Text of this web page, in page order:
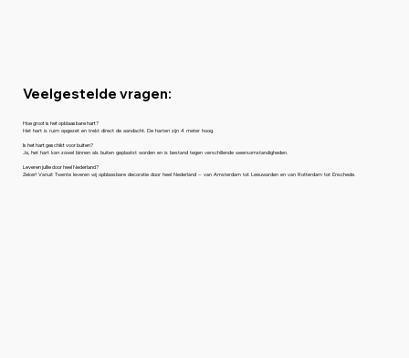
Veelgestelde vragen:
Hoe groot is het opblaasbare hart?
Het hart is ruim opgezet en trekt direct de aandacht. De harten zijn 4 meter hoog.
Is het hart geschikt voor buiten?
Ja, het hart kan zowel binnen als buiten geplaatst worden en is bestand tegen verschillende weersomstandigheden.
Leveren jullie door heel Nederland?
Zeker! Vanuit Twente leveren wij opblaasbare decoratie door heel Nederland – van Amsterdam tot Leeuwarden en van Rotterdam tot Enschede.